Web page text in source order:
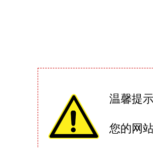
温馨提示
您的网